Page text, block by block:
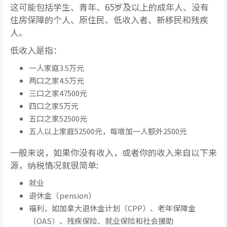
这可能包括学生、青年、65岁及以上的成年人、没有
住房保障的个人、原住民、低收入者、新移民和残疾
人。
低收入是指：
一人家庭3.5万元
两口之家4.5万元
三口之家47500元
四口之家5万元
五口之家52500元
五人以上家庭52500元，每增加一人额外2500元
一般来说，如果你没有收入，或者你的收入来自以下来
源，纳税情况就很简单:
就业
退休金（pension）
福利，如加拿大退休金计划（CPP）、老年保障金
（OAS）、残疾保险、就业保险和社会援助